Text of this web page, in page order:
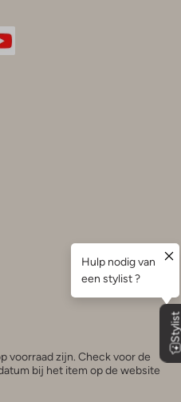
voorraad zijn. Check voor de
bij het item op de website